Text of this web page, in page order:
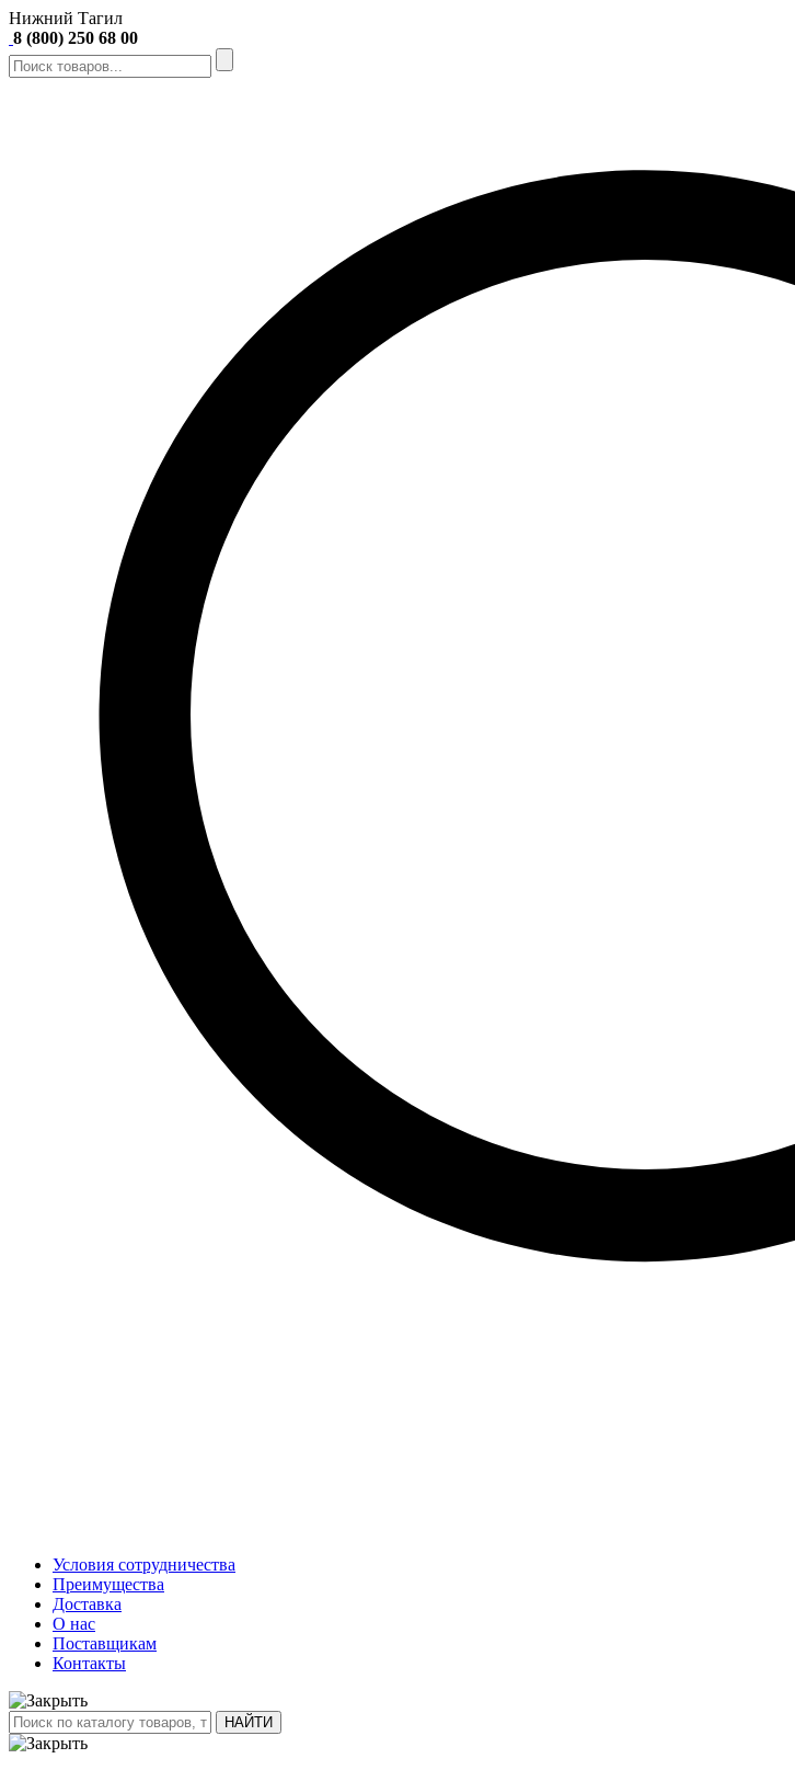
Нижний Тагил
8 (800) 250 68 00
Условия сотрудничества
Преимущества
Доставка
О нас
Поставщикам
Контакты